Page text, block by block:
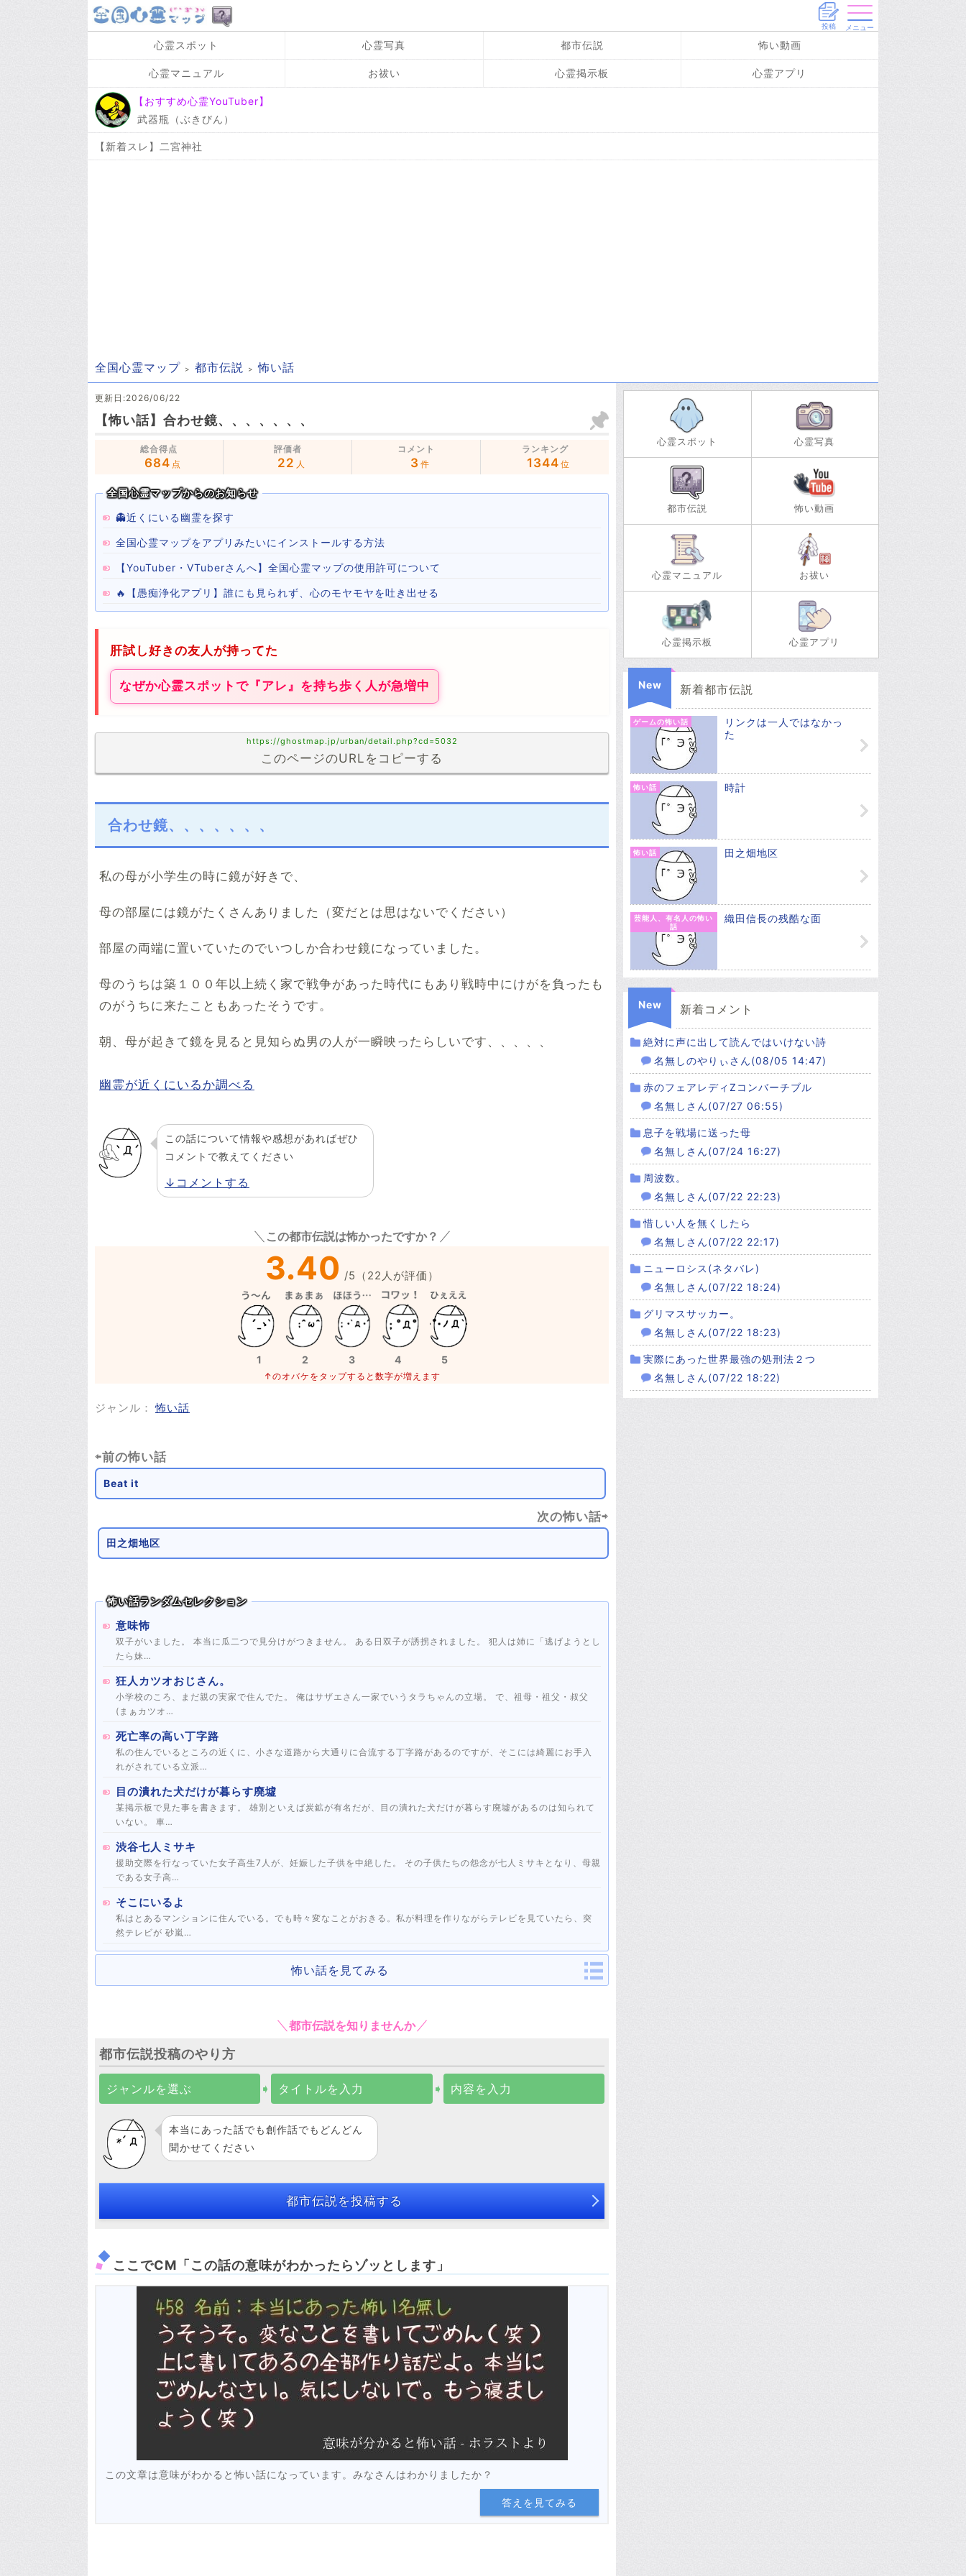
投稿 メニュー
心霊スポット 心霊写真 都市伝説 怖い動画
心霊マニュアル お祓い 心霊掲示板 心霊アプリ
【おすすめ心霊YouTuber】
武器瓶（ぶきびん）
【新着スレ】二宮神社
全国心霊マップ 都市伝説 怖い話
更新日:2026/06/22
【怖い話】合わせ鏡、、、、、、、
総合得点
684 点
評価者
22 人
コメント
3 件
ランキング
1344 位
全国心霊マップからのお知らせ
👻近くにいる幽霊を探す
全国心霊マップをアプリみたいにインストールする方法
【YouTuber・VTuberさんへ】全国心霊マップの使用許可について
🔥【愚痴浄化アプリ】誰にも見られず、心のモヤモヤを吐き出せる
肝試し好きの友人が持ってた
なぜか心霊スポットで『アレ』を持ち歩く人が急増中
https://ghostmap.jp/urban/detail.php?cd=5032
このページのURLをコピーする
合わせ鏡、、、、、、、
私の母が小学生の時に鏡が好きで、
母の部屋には鏡がたくさんありました（変だとは思はないでください）
部屋の両端に置いていたのでいつしか合わせ鏡になっていました。
母のうちは築１００年以上続く家で戦争があった時代にもあり戦時中にけがを負ったも
のがうちに来たこともあったそうです。
朝、母が起きて鏡を見ると見知らぬ男の人が一瞬映ったらしいです、、、、、
幽霊が近くにいるか調べる
この話について情報や感想があればぜひ
コメントで教えてください
↓コメントする
この都市伝説は怖かったですか？
3.40 /5 （ 22 人が評価）
1 2 3 4 5
↑のオバケをタップすると数字が増えます
ジャンル： 怖い話
⇦前の怖い話
Beat it
次の怖い話⇨
田之畑地区
怖い話ランダムセレクション
意味怖
双子がいました。 本当に瓜二つで見分けがつきません。 ある日双子が誘拐されました。 犯人は姉に「逃げようとし
たら妹…
狂人カツオおじさん。
小学校のころ、まだ親の実家で住んでた。 俺はサザエさん一家でいうタラちゃんの立場。 で、祖母・祖父・叔父
(まぁカツオ…
死亡率の高い丁字路
私の住んでいるところの近くに、小さな道路から大通りに合流する丁字路があるのですが、そこには綺麗にお手入
れがされている立派…
目の潰れた犬だけが暮らす廃墟
某掲示板で見た事を書きます。 雄別といえば炭鉱が有名だが、目の潰れた犬だけが暮らす廃墟があるのは知られて
いない。 車…
渋谷七人ミサキ
援助交際を行なっていた女子高生7人が、妊娠した子供を中絶した。 その子供たちの怨念が七人ミサキとなり、母親
である女子高…
そこにいるよ
私はとあるマンションに住んでいる。でも時々変なことがおきる。私が料理を作りながらテレビを見ていたら、突
然テレビが 砂嵐…
怖い話を見てみる
都市伝説を知りませんか
都市伝説投稿のやり方
ジャンルを選ぶ ➧ タイトルを入力 ➧ 内容を入力
本当にあった話でも創作話でもどんどん
聞かせてください
都市伝説を投稿する
ここでCM「この話の意味がわかったらゾッとします」
この文章は意味がわかると怖い話になっています。みなさんはわかりましたか？
答えを見てみる
心霊スポット 心霊写真
都市伝説 怖い動画
心霊マニュアル お祓い
心霊掲示板 心霊アプリ
New 新着都市伝説
ゲームの怖い話
リンクは一人ではなかっ
た
怖い話 時計
怖い話 田之畑地区
芸能人、有名人の怖い
話
織田信長の残酷な面
New 新着コメント
絶対に声に出して読んではいけない詩
名無しのやりぃさん(08/05 14:47)
赤のフェアレディZコンバーチブル
名無しさん(07/27 06:55)
息子を戦場に送った母
名無しさん(07/24 16:27)
周波数。
名無しさん(07/22 22:23)
惜しい人を無くしたら
名無しさん(07/22 22:17)
ニューロシス(ネタバレ)
名無しさん(07/22 18:24)
グリマスサッカー。
名無しさん(07/22 18:23)
実際にあった世界最強の処刑法２つ
名無しさん(07/22 18:22)